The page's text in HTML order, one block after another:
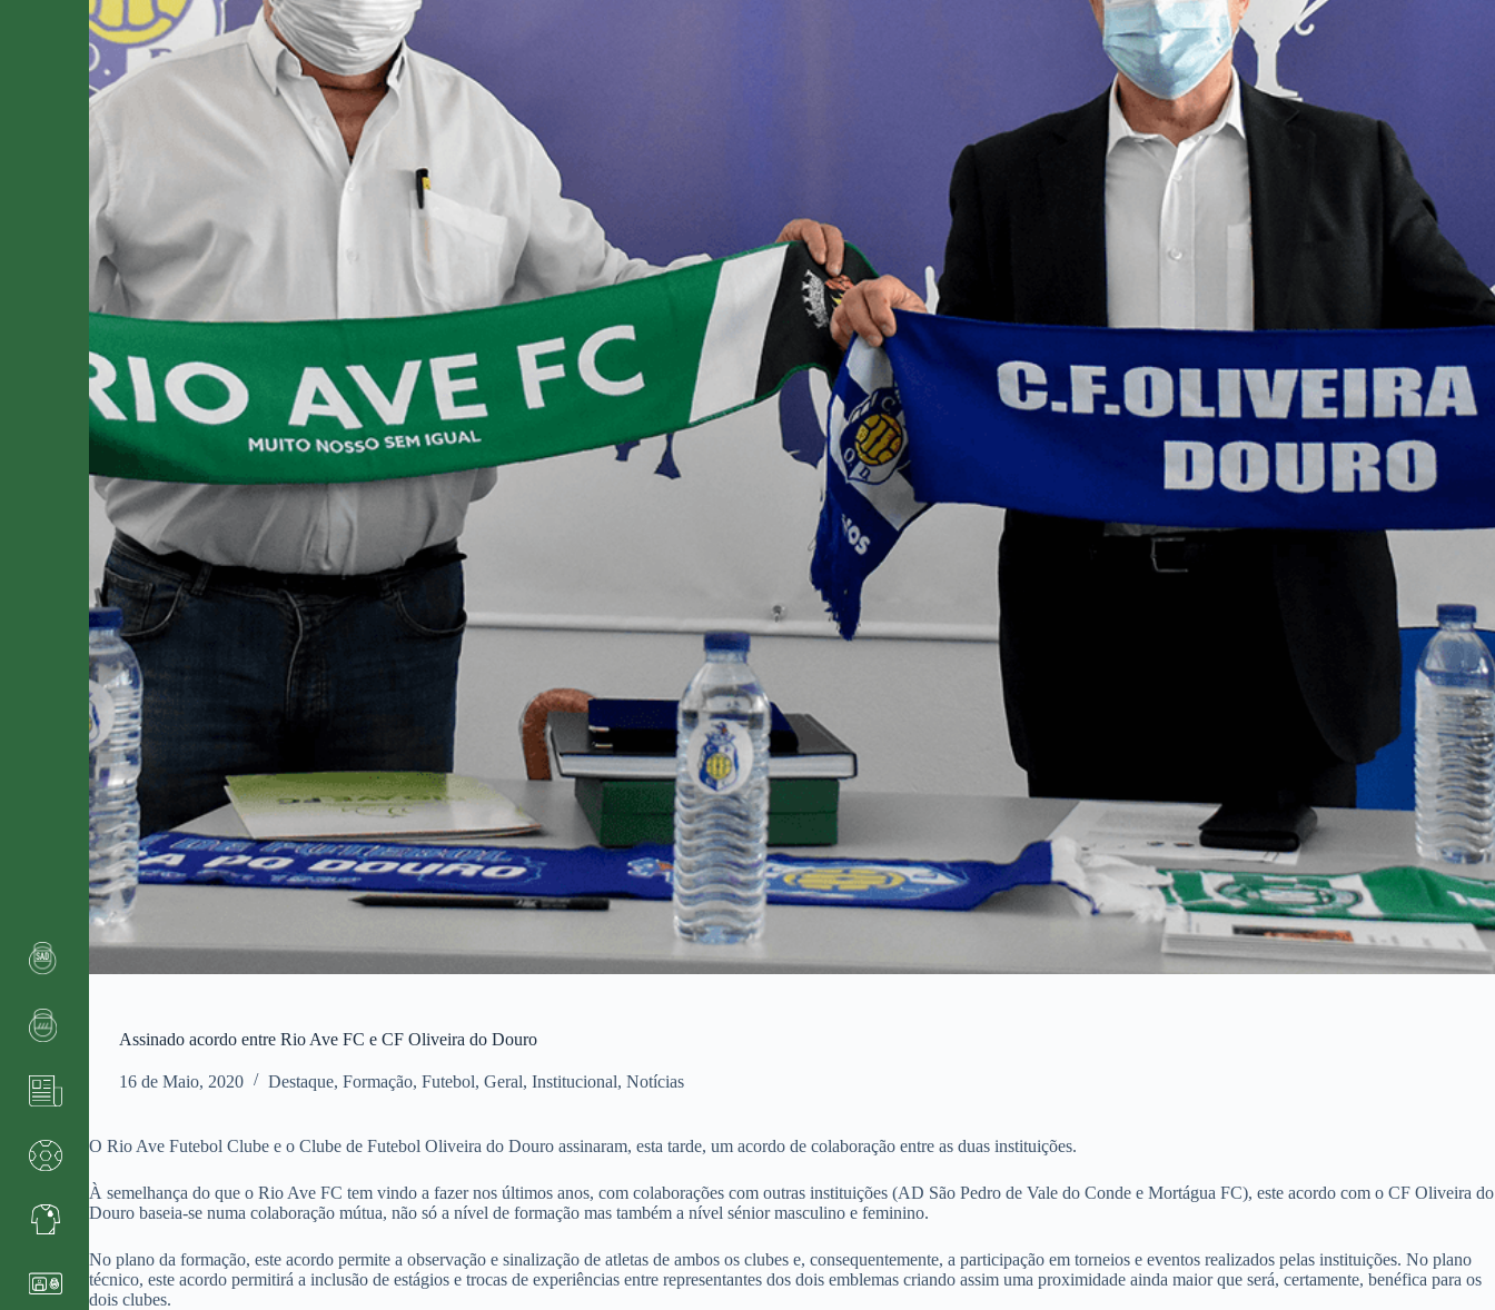
Assinado acordo entre Rio Ave FC e CF Oliveira do Douro
16 de Maio, 2020 Destaque,Formação,Futebol,Geral,Institucional,Notícias
O Rio Ave Futebol Clube e o Clube de Futebol Oliveira do Douro assinaram, esta tarde, um acordo de colaboração entre as duas instituições.
À semelhança do que o Rio Ave FC tem vindo a fazer nos últimos anos, com colaborações com outras instituições (AD São Pedro de Vale do Conde e Mortágua FC), este acordo com o CF Oliveira do
Douro baseia-se numa colaboração mútua, não só a nível de formação mas também a nível sénior masculino e feminino.
No plano da formação, este acordo permite a observação e sinalização de atletas de ambos os clubes e, consequentemente, a participação em torneios e eventos realizados pelas instituições. No plano
técnico, este acordo permitirá a inclusão de estágios e trocas de experiências entre representantes dos dois emblemas criando assim uma proximidade ainda maior que será, certamente, benéfica para os
dois clubes.